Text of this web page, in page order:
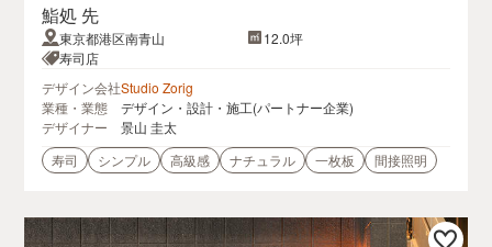
鮨処 先
東京都港区南青山
12.0坪
寿司店
デザイン会社Studio Zorig
業種・業態
デザイン・設計・施工(パートナー企業)
デザイナー
景山 圭太
寿司
シンプル 高級感 ナチュラル 一枚板 間接照明